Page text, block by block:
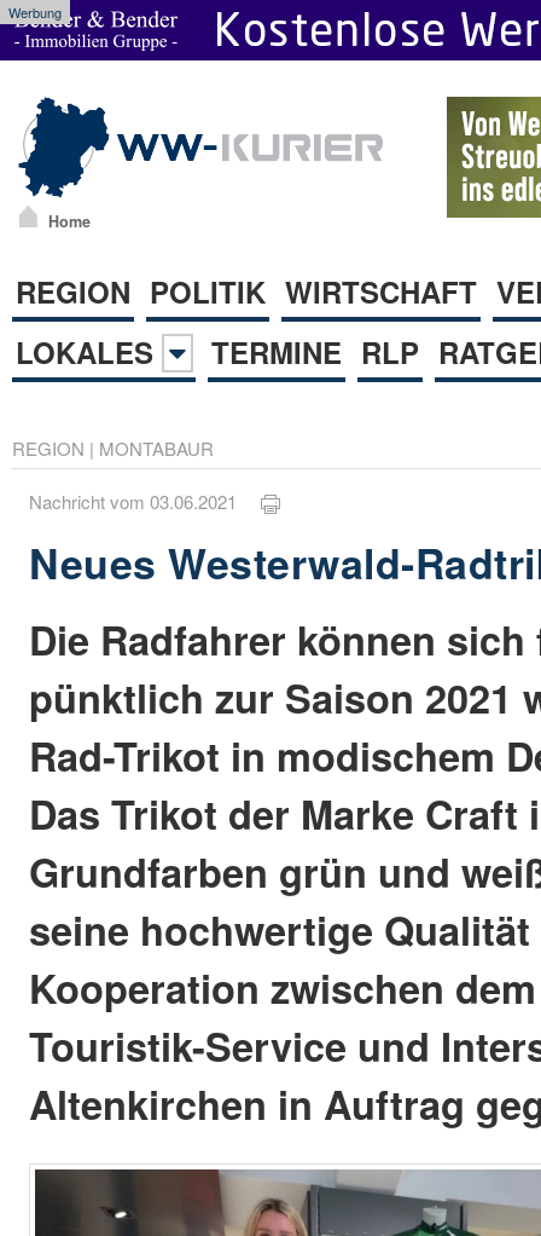
Werbung
Home
REGION POLITIK WIRTSCHAFT
LOKALES
TERMINE RLP
REGION | MONTABAUR
Nachricht vom 03.06.2021
Neues Westerwald-
Die Radfahrer können sich
pünktlich zur Saison 2021
Rad-Trikot in modischem
Das Trikot der Marke Craft
Grundfarben grün und
seine hochwertige
Kooperation zwischen
Touristik-Service und
Altenkirchen in Auftrag